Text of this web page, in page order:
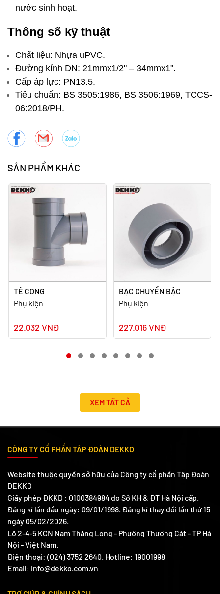
nước sinh hoạt.
Thông số kỹ thuật
Chất liệu: Nhựa uPVC.
Đường kính DN: 21mmx1/2" – 34mmx1".
Cấp áp lực: PN13.5.
Tiêu chuẩn: BS 3505:1986, BS 3506:1969, TCCS-
06:2018/PH.
SẢN PHẨM KHÁC
TÊ CONG
Phụ kiện
22.032 VNĐ
BẠC CHUYỂN BẬC
Phụ kiện
227.016 VNĐ
XEM TẤT CẢ
CÔNG TY CỔ PHẨN TẬP ĐOÀN DEKKO
Website thuộc quyền sở hữu của Công ty cổ phần Tập Đoàn
DEKKO
Giấy phép ĐKKD : 0100384984 do Sở KH & ĐT Hà Nội cấp.
Đăng kí lần đầu ngày: 09/01/1998. Đăng kí thay đổi lần thứ 15
ngày 05/02/2026.
Lô 2-4-5 KCN Nam Thăng Long - Phường Thượng Cát - TP Hà
Nội - Việt Nam.
Điện thoại: (024) 3752 2640. Hotline: 19001998
Email: info@dekko.com.vn